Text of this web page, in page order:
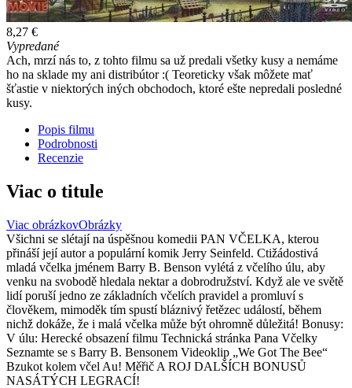
8,27 €
Vypredané
Ach, mrzí nás to, z tohto filmu sa už predali všetky kusy a nemáme
ho na sklade my ani distribútor :( Teoreticky však môžete mať
šťastie v niektorých iných obchodoch, ktoré ešte nepredali posledné
kusy.
Popis filmu
Podrobnosti
Recenzie
Viac o titule
Viac obrázkovObrázky
Všichni se slétají na úspěšnou komedii PAN VČELKA, kterou
přináší její autor a populární komik Jerry Seinfeld. Ctižádostivá
mladá včelka jménem Barry B. Benson vylétá z včelího úlu, aby
venku na svobodě hledala nektar a dobrodružství. Když ale ve světě
lidí poruší jedno ze základních včelích pravidel a promluví s
člověkem, mimoděk tím spustí bláznivý řetězec událostí, během
nichž dokáže, že i malá včelka může být ohromně důležitá! Bonusy:
V úlu: Herecké obsazení filmu Technická stránka Pana Včelky
Seznamte se s Barry B. Bensonem Videoklip „We Got The Bee“
Bzukot kolem včel Au! Měřič A ROJ DALŠÍCH BONUSŮ
NASÁTÝCH LEGRACÍ!